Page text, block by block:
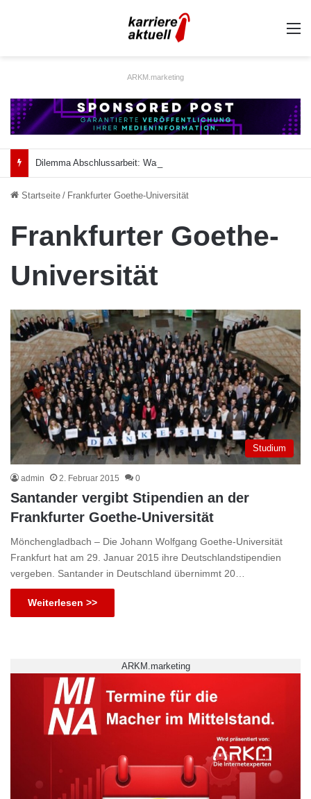
ARKM.marketing
Startseite / Frankfurter Goethe-Universität
Frankfurter Goethe-
Universität
Studium
admin 2. Februar 2015 0
Santander vergibt Stipendien an der
Frankfurter Goethe-Universität
Mönchengladbach – Die Johann Wolfgang Goethe-Universität
Frankfurt hat am 29. Januar 2015 ihre Deutschlandstipendien
vergeben. Santander in Deutschland übernimmt 20…
Weiterlesen >>
ARKM.marketing